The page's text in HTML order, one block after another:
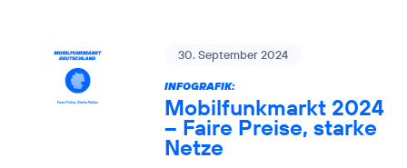
30. September 2024
INFOGRAFIK:
Mobilfunkmarkt 2024
– Faire Preise, starke
Netze